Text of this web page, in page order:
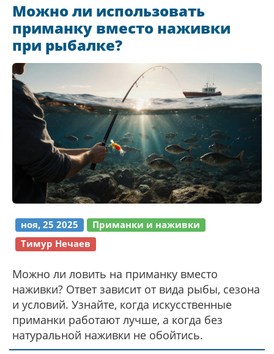
Можно ли использовать
приманку вместо наживки
при рыбалке?
ноя, 25 2025
Приманки и наживки
Тимур Нечаев
Можно ли ловить на приманку вместо
наживки? Ответ зависит от вида рыбы, сезона
и условий. Узнайте, когда искусственные
приманки работают лучше, а когда без
натуральной наживки не обойтись.